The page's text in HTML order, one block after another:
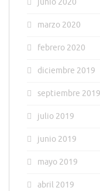
junio 2020
marzo 2020
febrero 2020
diciembre 2019
septiembre 2019
julio 2019
junio 2019
mayo 2019
abril 2019